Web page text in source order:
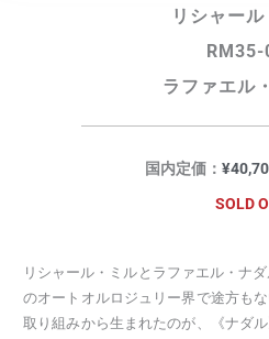
リシャー
RM35-
ラファエル
国内定価： ¥
SOLD
リシャール・ミルとラファエル・ナ
のオートオルロジュリー界で途方も
取り組みから生まれたのが、《ナダ